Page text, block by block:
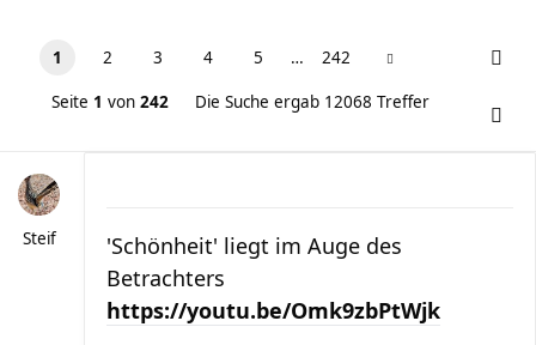
1 2 3 4 5 … 242
Seite 1 von 242 Die Suche ergab 12068 Treffer
Steif
'Schönheit' liegt im Auge des
Betrachters
https://youtu.be/Omk9zbPtWjk